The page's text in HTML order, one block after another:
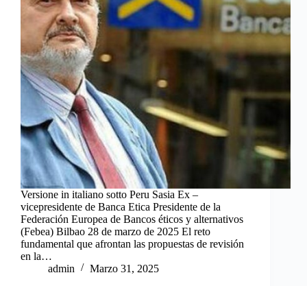
Versione in italiano sotto Peru Sasia Ex –
vicepresidente de Banca Etica Presidente de la
Federación Europea de Bancos éticos y alternativos
(Febea) Bilbao 28 de marzo de 2025 El reto
fundamental que afrontan las propuestas de revisión
en la…
admin
Marzo 31, 2025